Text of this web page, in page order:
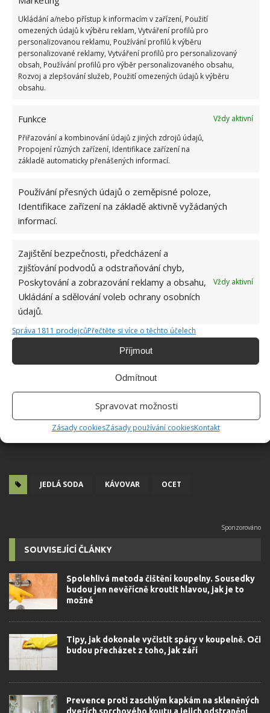
Ukládání a/nebo přístup k informacím v zařízení, Použití
omezených údajů k výběru reklam, Vytváření profilů pro
personalizovanou reklamu, Používání profilů k výběru
personalizované reklamy, Vytváření profilů pro personalizovaný
obsah, Používání profilů pro výběr personalizovaného obsahu,
Rozvoj a zlepšování služeb, Použití omezených údajů k výběru
obsahu.
Funkce
Vždy aktivní
Přiřazování a kombinování údajů z jiných zdrojů údajů,
Propojení různých zařízení, Identifikace zařízení na
základě automaticky přenášených informací.
Používání přesných údajů o zeměpisné poloze,
Identifikace zařízení na základě aktivně vyžádaných
informací.
Zajištění bezpečnosti, předcházení a
zjišťování podvodů a odstraňování chyb,
Poskytování a zobrazování reklamy a obsahu,
Ukládání a sdělování voleb ochrany osobních
údajů.
Vždy aktivní
Správa 1811 prodejcůPřečtěte si více o těchto účelech
Příjmout
Odmítnout
Spravovat možnosti
Zásady cookiesZásady používání cookiesKontakt
ven, nebudete ohřívat a pěnit mléko
Nakonec necháte projít alespoň 2x čistou vodou
K dostání jsou dnes i celé sady k čištění kávovarů a
mléčných cest. Anebo si můžete vystačit s jedlou
nezapomínejte o svůj kávovar pečovat, jen tak bude
káva z něj opravdu chutnat.
Poznámka:I kapslové kávovary je možné čistit. Buď
opět pomocí octa.
Fotografie: Pixabay
JEDLÁ SODA KÁVOVAR OCET
SOUVISEJÍCÍ ČLÁNKY
Spolehlivá metoda čištění koupelny. Sousedky
budou jen nevěřícně kroutit hlavou, jak je to
možné
Tipy, jak dokonale vyčistit spáry v koupelně. Oči
budou přecházet z toho, jak září
Prevence proti zaschlým kapkám na skleněných